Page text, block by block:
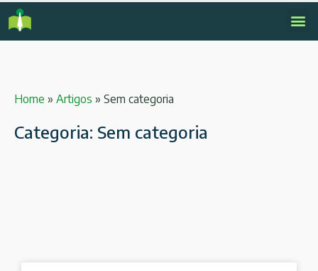
Home » Artigos » Sem categoria
Categoria: Sem categoria